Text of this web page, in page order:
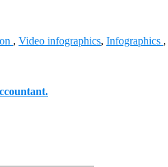
, Video infographics, Infographics ,